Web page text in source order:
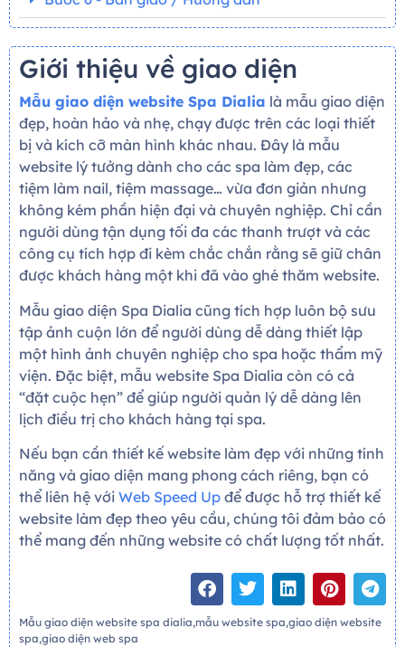
Giới thiệu về giao diện
Mẫu giao diện website Spa Dialia là mẫu giao diện
đẹp, hoàn hảo và nhẹ, chạy được trên các loại thiết
bị và kích cỡ màn hình khác nhau. Đây là mẫu
website lý tưởng dành cho các spa làm đẹp, các
tiệm làm nail, tiệm massage… vừa đơn giản nhưng
không kém phần hiện đại và chuyên nghiệp. Chỉ cần
người dùng tận dụng tối đa các thanh trượt và các
công cụ tích hợp đi kèm chắc chắn rằng sẽ giữ chân
được khách hàng một khi đã vào ghé thăm website.
Mẫu giao diện Spa Dialia cũng tích hợp luôn bộ sưu
tập ảnh cuộn lớn để người dùng dễ dàng thiết lập
một hình ảnh chuyên nghiệp cho spa hoặc thẩm mỹ
viện. Đặc biệt, mẫu website Spa Dialia còn có cả
“đặt cuộc hẹn” để giúp người quản lý dễ dàng lên
lịch điều trị cho khách hàng tại spa.
Nếu bạn cần thiết kế website làm đẹp với những tính
năng và giao diện mang phong cách riêng, bạn có
thể liên hệ với Web Speed Up để được hỗ trợ thiết kế
website làm đẹp theo yêu cầu, chúng tôi đảm bảo có
thể mang đến những website có chất lượng tốt nhất.
Mẫu giao diện website spa dialia,mẫu website spa,giao diện website
spa,giao diện web spa